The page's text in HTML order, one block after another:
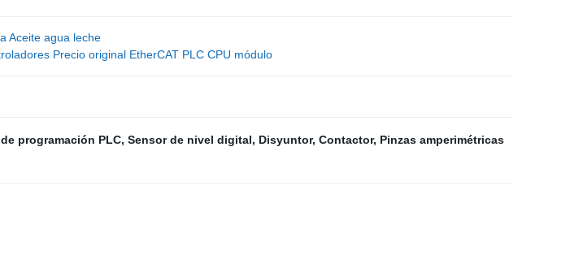
Aceite agua leche
Precio original EtherCAT PLC CPU módulo
programación PLC, Sensor de nivel digital, Disyuntor, Contactor, Pinzas amperimétricas